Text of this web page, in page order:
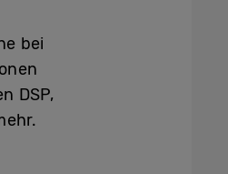
bei
DSP,